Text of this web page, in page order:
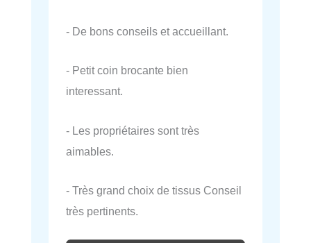
- De bons conseils et accueillant.
- Petit coin brocante bien
interessant.
- Les propriétaires sont très
aimables.
- Très grand choix de tissus Conseil
très pertinents.